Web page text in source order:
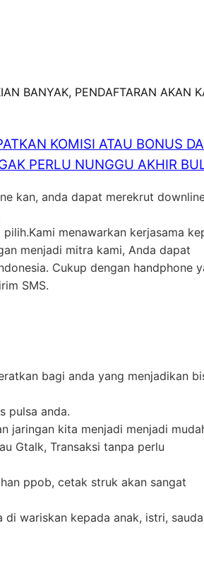
BANYAK, PENDAFTARAN AKAN
KOMISI ATAU BONUS
PERLU NUNGGU AKHIR
kan, anda dapat merekrut
menawarkan kerjasama
menjadi mitra kami, Anda dapat
Cukup dengan handphone
SMS.
bagi anda yang menjadikan
pulsa anda.
jaringan kita menjadi menjadi
Gtalk, Transaksi tanpa perlu
ppob, cetak struk akan sangat
wariskan kepada anak, istri,